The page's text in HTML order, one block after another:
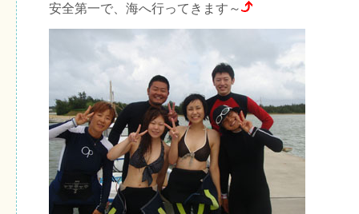
安全第一で、海へ行ってきます～